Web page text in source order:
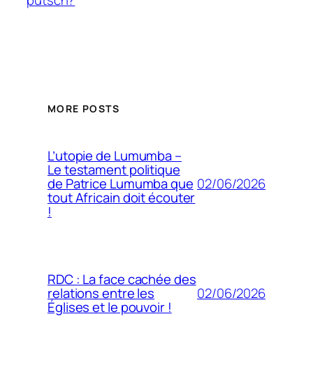
MORE POSTS
L’utopie de Lumumba –
Le testament politique
de Patrice Lumumba que
tout Africain doit écouter
!
02/06/2026
RDC : La face cachée des
relations entre les
Églises et le pouvoir !
02/06/2026